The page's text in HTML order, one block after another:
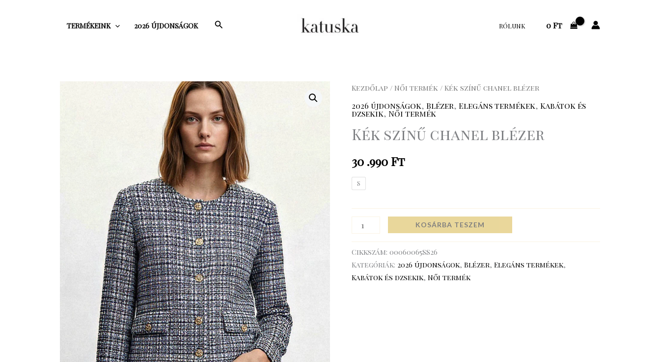
TERMÉKEINK 2026 ÚJDONSÁGOK Search RÓLUNK 0Ft
Kezdőlap / Női termék / Kék színű chanel blézer
2026 újdonságok, Blézer, Elegáns termékek, Kabátok és
dzsekik, Női termék
Kék színű chanel blézer
30 .990 Ft
S
Kék
színű
chanel
blézer
KOSÁRBA TESZEM
Cikkszám: 00060065SS26
Kategóriák: 2026 újdonságok, Blézer, Elegáns termékek,
Kabátok és dzsekik, Női termék